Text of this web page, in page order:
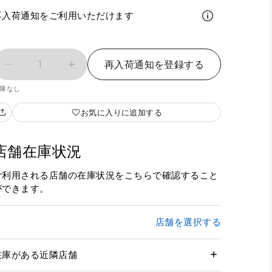
入荷通知をご利用いただけます
1 再入荷通知を登録する
なし
お気に入りに追加する
舗在庫状況
利用される店舗の在庫状況をこちらで確認すること
きます。
店舗を選択する
庫がある近隣店舗